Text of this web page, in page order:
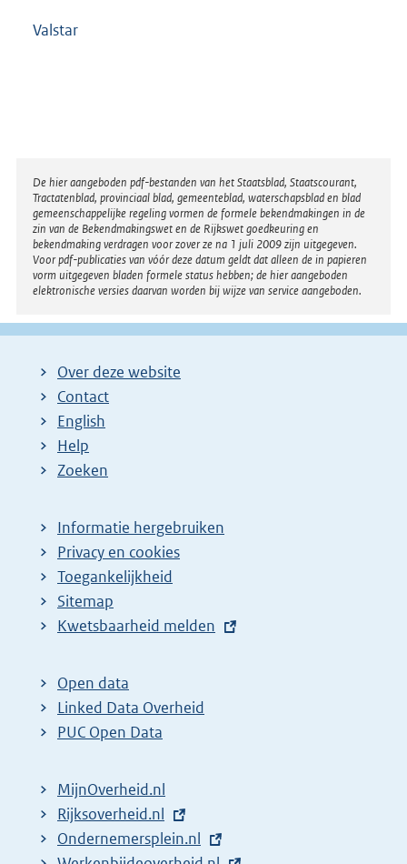
Valstar
Disclaimer
De hier aangeboden pdf-bestanden van het Staatsblad, Staatscourant,
Tractatenblad, provinciaal blad, gemeenteblad, waterschapsblad en blad
gemeenschappelijke regeling vormen de formele bekendmakingen in de
zin van de Bekendmakingswet en de Rijkswet goedkeuring en
bekendmaking verdragen voor zover ze na 1 juli 2009 zijn uitgegeven.
Voor pdf-publicaties van vóór deze datum geldt dat alleen de in papieren
vorm uitgegeven bladen formele status hebben; de hier aangeboden
elektronische versies daarvan worden bij wijze van service aangeboden.
Over deze website
Contact
English
Help
Zoeken
Informatie hergebruiken
Privacy en cookies
Toegankelijkheid
Sitemap
E
t
e
r
l
i
n
Kwetsbaarheid melden
Open data
Linked Data Overheid
PUC Open Data
MijnOverheid.nl
E
x
Rijksoverheid.nl
E
Ondernemersplein.nl